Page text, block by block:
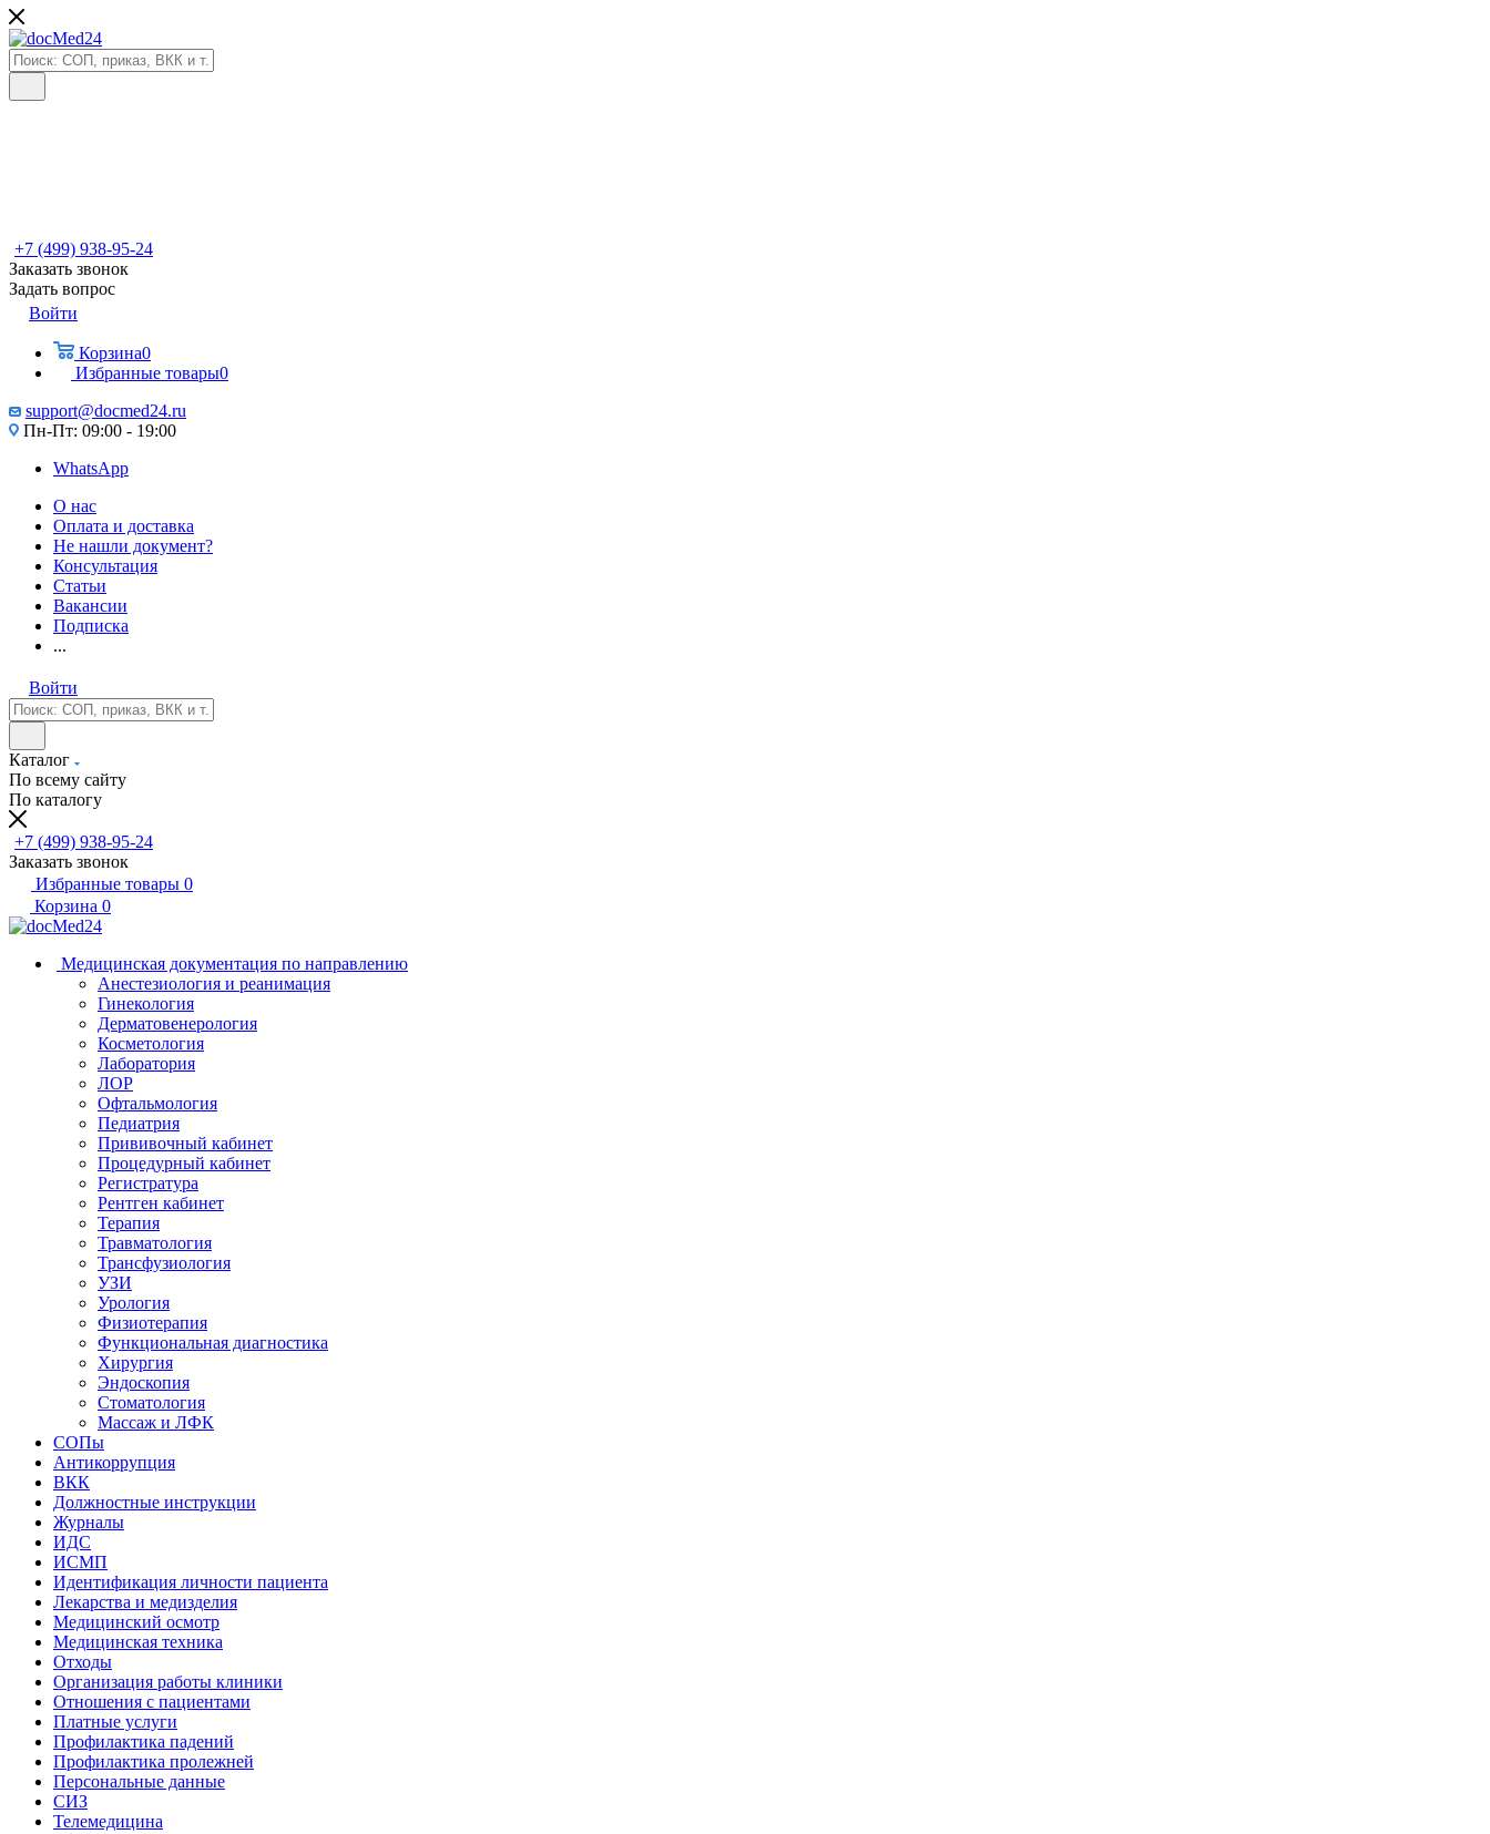
+7 (499) 938-95-24
Заказать звонок
Задать вопрос
Войти
Корзина0
Избранные товары0
support@docmed24.ru
Пн-Пт: 09:00 - 19:00
WhatsApp
О нас
Оплата и доставка
Не нашли документ?
Консультация
Статьи
Вакансии
Подписка
...
Войти
Каталог
По всему сайту
По каталогу
+7 (499) 938-95-24
Заказать звонок
Избранные товары 0
Корзина 0
Медицинская документация по направлению
Анестезиология и реанимация
Гинекология
Дерматовенерология
Косметология
Лаборатория
ЛОР
Офтальмология
Педиатрия
Прививочный кабинет
Процедурный кабинет
Регистратура
Рентген кабинет
Терапия
Травматология
Трансфузиология
УЗИ
Урология
Физиотерапия
Функциональная диагностика
Хирургия
Эндоскопия
Стоматология
Массаж и ЛФК
СОПы
Антикоррупция
ВКК
Должностные инструкции
Журналы
ИДС
ИСМП
Идентификация личности пациента
Лекарства и медизделия
Медицинский осмотр
Медицинская техника
Отходы
Организация работы клиники
Отношения с пациентами
Платные услуги
Профилактика падений
Профилактика пролежней
Персональные данные
СИЗ
Телемедицина